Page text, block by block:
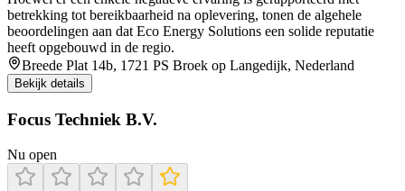
betrekking tot bereikbaarheid na oplevering, tonen de algehele
beoordelingen aan dat Eco Energy Solutions een solide reputatie
heeft opgebouwd in de regio.
Breede Plat 14b, 1721 PS Broek op Langedijk, Nederland
Bekijk details
Focus Techniek B.V.
Nu open